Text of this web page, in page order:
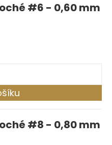
#6 - 0,60 mm
#8 - 0,80 mm